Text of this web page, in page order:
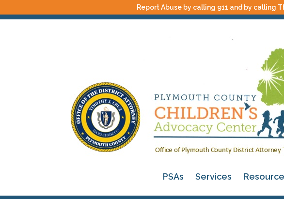
Report Abuse by calling 911 and by calling
PSAs Services